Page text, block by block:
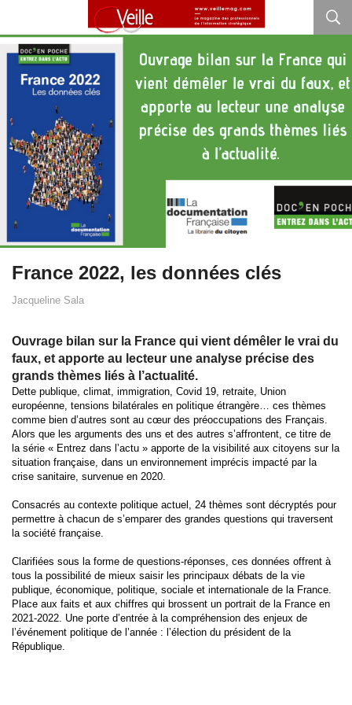
France 2022, les données clés
Jacqueline Sala
Ouvrage bilan sur la France qui vient démêler le vrai du
faux, et apporte au lecteur une analyse précise des
grands thèmes liés à l’actualité.
Dette publique, climat, immigration, Covid 19, retraite, Union
européenne, tensions bilatérales en politique étrangère… ces thèmes
comme bien d’autres sont au cœur des préoccupations des Français.
Alors que les arguments des uns et des autres s’affrontent, ce titre de
la série « Entrez dans l’actu » apporte de la visibilité aux citoyens sur la
situation française, dans un environnement imprécis impacté par la
crise sanitaire, survenue en 2020.
Consacrés au contexte politique actuel, 24 thèmes sont décryptés pour
permettre à chacun de s’emparer des grandes questions qui traversent
la société française.
Clarifiées sous la forme de questions-réponses, ces données offrent à
tous la possibilité de mieux saisir les principaux débats de la vie
publique, économique, politique, sociale et internationale de la France.
Place aux faits et aux chiffres qui brossent un portrait de la France en
2021-2022. Une porte d’entrée à la compréhension des enjeux de
l’événement politique de l’année : l’élection du président de la
République.